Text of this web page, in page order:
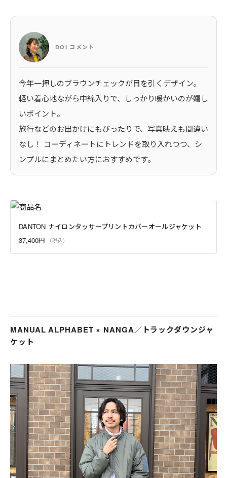
DOI コメント
今年一押しのブラウンチェックが目を引くデザイン。
軽い着心地ながら中綿入りで、しっかり暖かいのが嬉し
いポイント。
旅行などのお出かけにもぴったりで、写真映えも間違い
なし！ コーディネートにトレンドを取り入れつつ、シ
ンプルにまとめたい方におすすめです。
DANTON ナイロンタッサープリントカバーオールジャケット
37,400円
MANUAL ALPHABET × NANGA／トラックダウンジャ
ケット